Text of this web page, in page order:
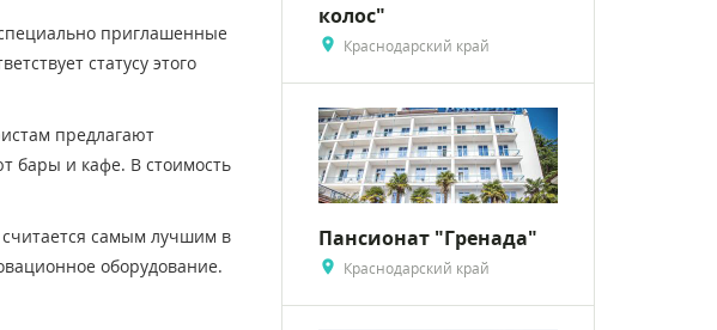
приглашенные
статусу этого
предлагают
бары и кафе. В стоимость
самым лучшим в
оборудование.
колос"
Краснодарский край
Пансионат "Гренада"
Краснодарский край